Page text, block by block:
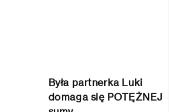
Była partnerka Luki
domaga się POTĘŻNEJ